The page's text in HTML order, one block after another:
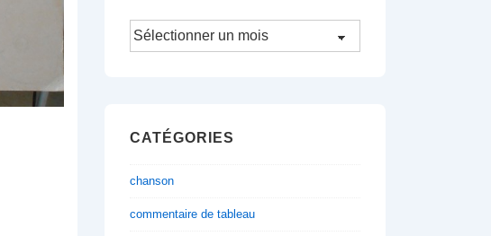
Archives
CATÉGORIES
chanson
commentaire de tableau